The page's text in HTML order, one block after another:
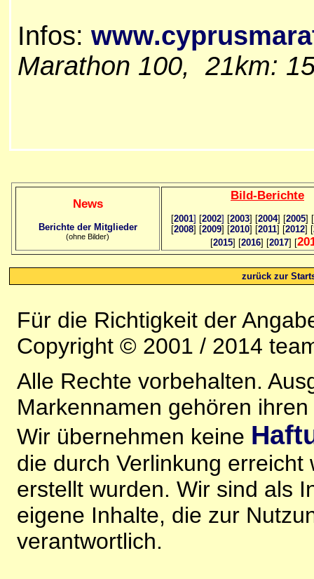
Infos:
Marathon 100, 21km:
News
Berichte der Mitglieder
(ohne Bilder)
Bild-Berichte
[2001] [2002] [2003] [2004] [2005] [
[2008] [2009] [2010] [2011] [2012] [
[2015] [2016] [2017] [
zurück zur
Für die Richtigkeit der
Copyright © 2001 / 2014
Alle Rechte vorbehalten.
Markennamen gehören
Wir übernehmen keine
die durch Verlinkung
erstellt wurden. Wir sind als
eigene Inhalte, die zur
verantwortlich.